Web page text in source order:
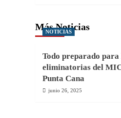
Más Noticias
NOTICIAS
Todo preparado para
eliminatorias del
Punta Cana
junio 26, 2025